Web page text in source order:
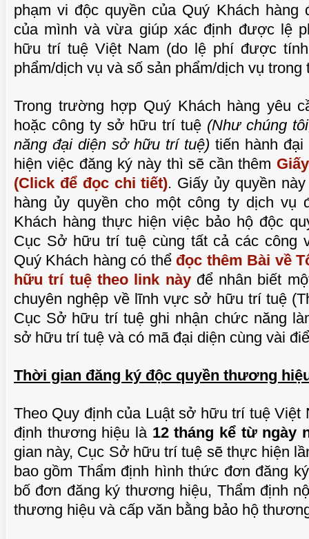
phạm vi độc quyền của Quý Khách hàng
của mình và vừa giúp xác định được lệ
hữu trí tuệ Việt Nam (do lệ phí được
phẩm/dịch vụ và số sản phẩm/dịch vụ trong
Trong trường hợp Quý Khách hàng yêu
hoặc công ty sở hữu trí tuệ (Như chúng
năng đại diện sở hữu trí tuệ) tiến hành
hiện việc đăng ký này thì sẽ cần thêm
(Click để đọc chi tiết). Giấy ủy quyền
hàng ủy quyền cho một công ty dịch vụ
Khách hàng thực hiện việc bảo hộ độc
Cục Sở hữu trí tuệ cùng tất cả các công
Quý Khách hàng có thể đọc thêm Bài về
hữu trí tuệ theo link này để nhân biết
chuyên nghệp về lĩnh vực sở hữu trí tuệ
Cục Sở hữu trí tuệ ghi nhận chức năng
sở hữu trí tuệ và có mã đại diện cùng vài
Thời gian đăng ký độc quyền thương
Theo Quy định của Luật sở hữu trí tuệ Việt
định thương hiệu là 12 tháng kể từ ngày
gian này, Cục Sở hữu trí tuệ sẽ thực hiện
bao gồm Thẩm định hình thức đơn đăng
bố đơn đăng ký thương hiệu, Thẩm định
thương hiệu và cấp văn bằng bảo hộ